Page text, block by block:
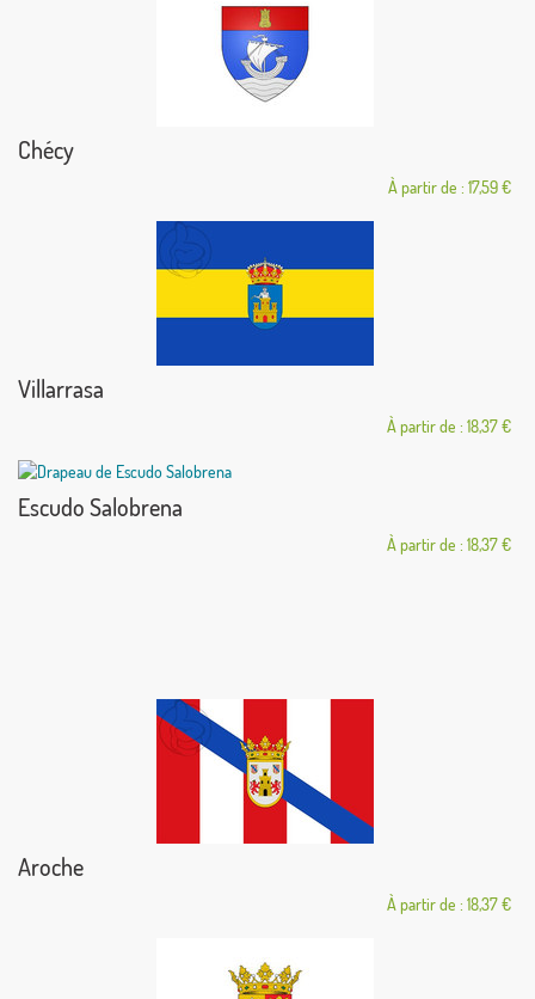
Chécy
À partir de : 17,59 €
Villarrasa
À partir de : 18,37 €
Escudo Salobrena
À partir de : 18,37 €
Aroche
À partir de : 18,37 €